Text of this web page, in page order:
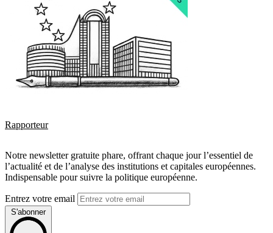
Rapporteur
Notre newsletter gratuite phare, offrant chaque jour l’essentiel de
l’actualité et de l’analyse des institutions et capitales européennes.
Indispensable pour suivre la politique européenne.
Entrez votre email
S'abonner